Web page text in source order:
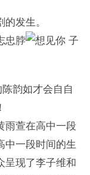
发生。
忠脖
子
韵如才会自自
雨萱在高中一段
中一段时间的生
呈现了李子维和